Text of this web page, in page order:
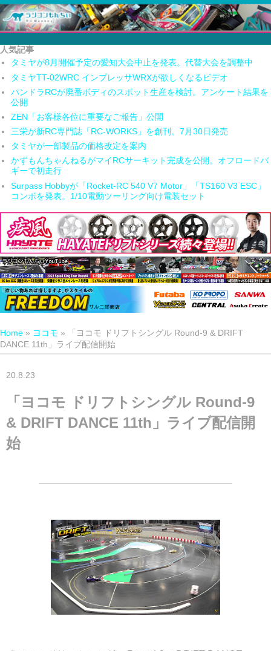
人気記事
タミヤが8月開催予定の愛知大会中止を発表。代替大会を調整中
タミヤTT-02WRC インプレッサWRXが欲しくなるビデオ
パンドラRCが廃番ボディのスポット生産を検討。アンケート結果を
公開
ZEN「お客様各位に重要なご報告」公開
三栄が新RC専門誌「RC-WORKS」を創刊。7月30日発売
タミヤが一部製品の価格改定を案内
かずもんちゃんねるがマイRCサーキット完成を公開。オフロードバ
ギーで初走行
Surpass Hobbyが「Rocket-RC 540 V7 Motor」「TS160 V3 ESC」
コンボを発表。1/10電動ツーリング向け電装セット
Home » ヨコモ »
「ヨコモ ドリフトシングル Round-9 & DRIFT
DANCE 11th」ライブ配信開始
20.8.23
「ヨコモ ドリフトシングル Round-9
& DRIFT DANCE 11th」ライブ配信開
始